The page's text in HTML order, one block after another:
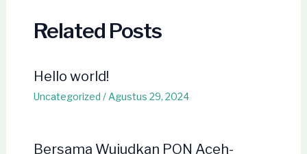
Related Posts
Hello world!
Uncategorized / Agustus 29, 2024
Bersama Wujudkan PON Aceh-